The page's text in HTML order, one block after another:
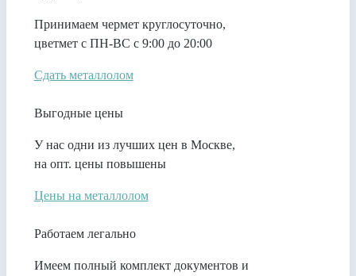
Принимаем чермет круглосуточно,
цветмет с ПН-ВС с 9:00 до 20:00
Сдать металлолом
Выгодные цены
У нас одни из лучших цен в Москве,
на опт. цены повышены
Цены на металлолом
Работаем легально
Имеем полный комплект документов и